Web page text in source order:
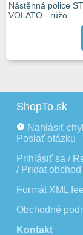
Nástěnná police
VOLATO - růžo
ShopTo.sk
Nahlásiť
Poslať otázku
Prihlásiť sa /
/ Pridat obchod
Formát XML
Obchodné
Kontakt